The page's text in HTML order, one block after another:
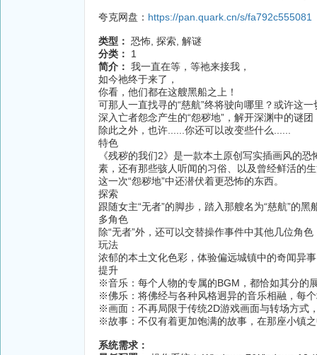
夸克网盘： https://pan.quark.cn/s/fa792c555081
类型： 恐怖, 探索, 解谜
分类：
1
简介： 我一直在等，等祂来接我，
如今祂终于来了，
你看，他们都在这艘黑船之上！
可那人一直找寻的“慈航”终将驶向哪里？或许这
深入亡者怨念产生的“怨秽地”，解开深渊中的谜
除此之外，也许......你还可以改变些什么......
特色
《残秽的我们2》是一款本土原创写实插画风的
素，还有那些骇人听闻的习俗、以及曾经鲜活的
这一次“怨秽地”中还潜伏着更恐怖的东西。
探索
跟随女主“无者”的脚步，踏入那艘名为“慈航”的
多角色
除“无者”外，还可以交替操作事件中其他几位角
玩法
浓郁的本土文化色彩，体验偏远城镇中的奇闻异
提升
※音乐：每个人物的专属的BGM，都恰如其分的
※佛乐：将佛经与各种风格迥异的音乐相融，每
※画面：不再局限于传统2D游戏画面与转场方式
※故事：不仅有着更加饱满的故事，在那座小镇
系统需求：